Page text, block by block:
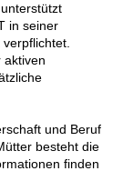
in seiner
aktiven
und Beruf
besteht die
finden